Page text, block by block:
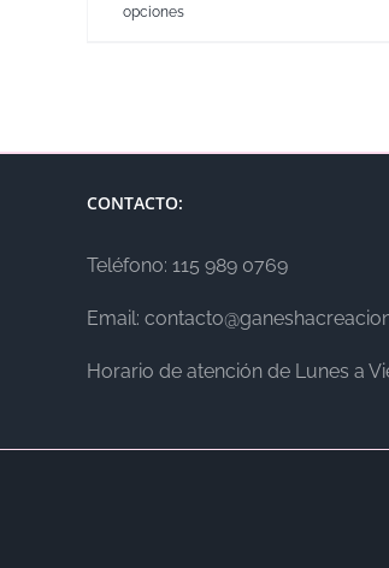
opciones
CONTACTO:
Teléfono: 115 989 0769
Email:
Horario de atención de Lunes a